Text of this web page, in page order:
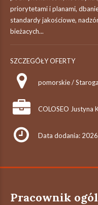
priorytetami i planami,
standardy jakościowe,
bieżacych...
SZCZEGÓŁY OFERTY
pomorskie /
COLOSEO Justyna
Data dodania:
Pracownik